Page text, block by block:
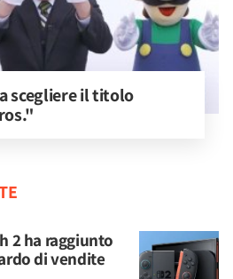
scegliere il titolo
2 ha raggiunto
di vendite